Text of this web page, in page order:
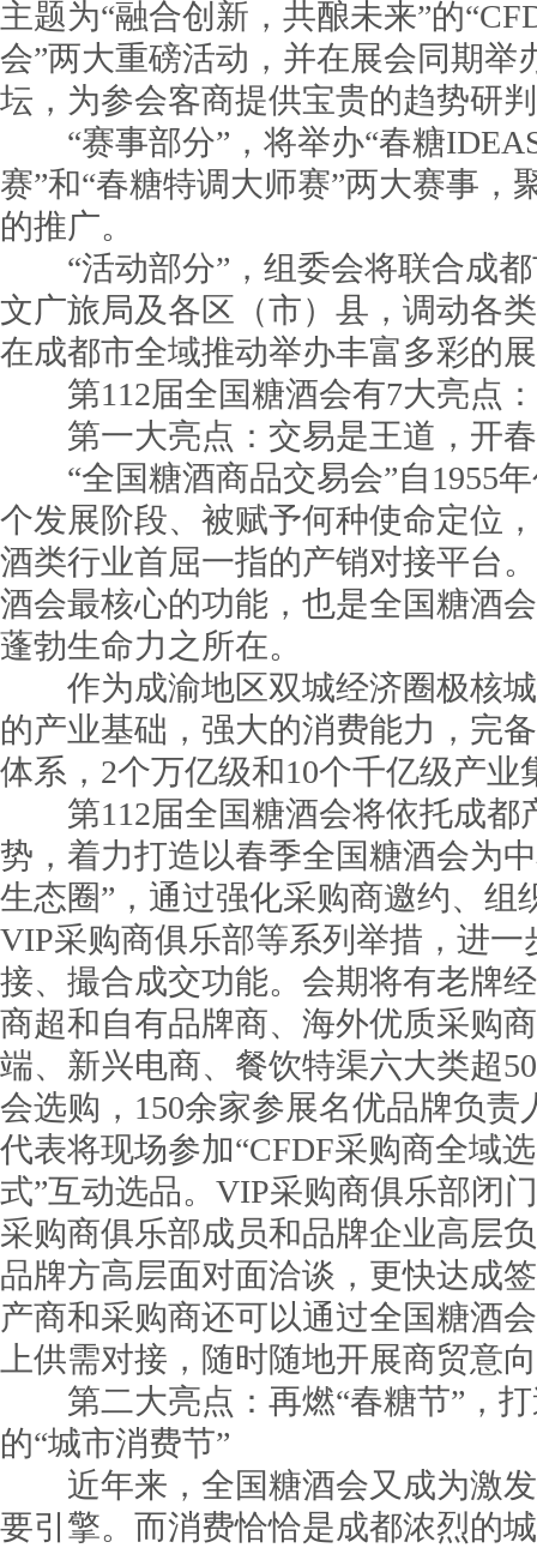
主题为“融合创新，共酿未来”的
会”两大重磅活动，并在展会同期举
坛，为参会客商提供宝贵的趋势研
“赛事部分”，将举办“春糖
赛”和“春糖特调大师赛”两大赛事，
的推广。
“活动部分”，组委会将联合成都
文广旅局及各区（市）县，调动各
在成都市全域推动举办丰富多彩的
第112届全国糖酒会有7大亮点：
第一大亮点：交易是王道，开春
“全国糖酒商品交易会”自1955年
个发展阶段、被赋予何种使命定位
酒类行业首屈一指的产销对接平台
酒会最核心的功能，也是全国糖酒
蓬勃生命力之所在。
作为成渝地区双城经济圈极核城
的产业基础，强大的消费能力，完
体系，2个万亿级和10个千亿级产业
第112届全国糖酒会将依托成都
势，着力打造以春季全国糖酒会为
生态圈”，通过强化采购商邀约、组
VIP采购商俱乐部等系列举措，进一
接、撮合成交功能。会期将有老牌
商超和自有品牌商、海外优质采购
端、新兴电商、餐饮特渠六大类超
会选购，150余家参展名优品牌负责
代表将现场参加“CFDF采购商全域
式”互动选品。VIP采购商俱乐部闭
采购商俱乐部成员和品牌企业高层
品牌方高层面对面洽谈，更快达成
产商和采购商还可以通过全国糖酒
上供需对接，随时随地开展商贸意
第二大亮点：再燃“春糖节”，打
的“城市消费节”
近年来，全国糖酒会又成为激发
要引擎。而消费恰恰是成都浓烈的